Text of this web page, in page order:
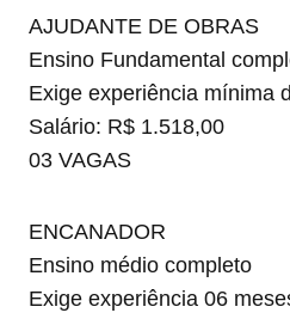
AJUDANTE DE OBRAS
Ensino Fundamental
Exige experiência mínima
Salário: R$ 1.518,00
03 VAGAS
ENCANADOR
Ensino médio completo
Exige experiência 06